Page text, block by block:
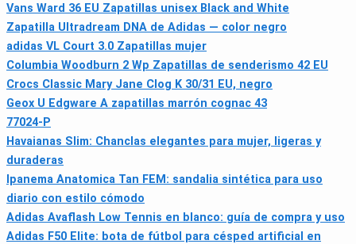
Vans Ward 36 EU Zapatillas unisex Black and White
Zapatilla Ultradream DNA de Adidas — color negro
adidas VL Court 3.0 Zapatillas mujer
Columbia Woodburn 2 Wp Zapatillas de senderismo 42 EU
Crocs Classic Mary Jane Clog K 30/31 EU, negro
Geox U Edgware A zapatillas marrón cognac 43
77024-P
Havaianas Slim: Chanclas elegantes para mujer, ligeras y
duraderas
Ipanema Anatomica Tan FEM: sandalia sintética para uso
diario con estilo cómodo
Adidas Avaflash Low Tennis en blanco: guía de compra y uso
Adidas F50 Elite: bota de fútbol para césped artificial en